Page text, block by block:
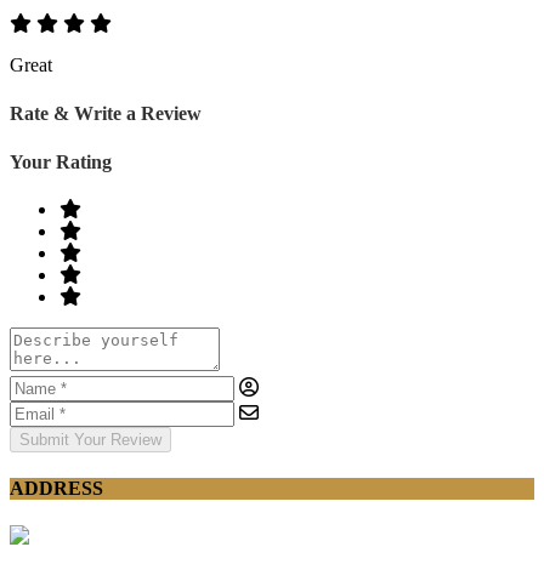
Great
Rate & Write a Review
Your Rating
Submit Your Review
ADDRESS